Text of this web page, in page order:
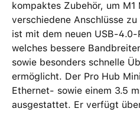
kompaktes Zubehör, um M1
verschiedene Anschlüsse
ist mit dem neuen USB-
welches bessere
sowie besonders schnelle
ermöglicht. Der Pro Hub
Ethernet- sowie einem 3.5
ausgestattet. Er verfügt